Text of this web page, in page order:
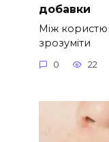
добавки
Між користю
зрозуміти
0 22